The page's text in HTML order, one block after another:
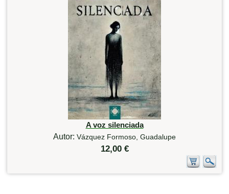
A voz silenciada
Autor: Vázquez Formoso, Guadalupe
12,00 €